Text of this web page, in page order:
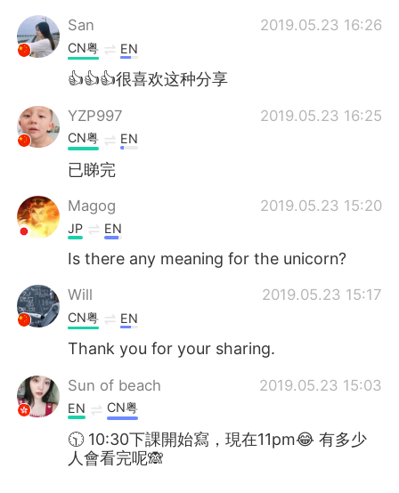
San 2019.05.23 16:26
CN粤 EN
👍👍👍很喜欢这种分享
YZP997 2019.05.23 16:25
CN粤 EN
已睇完
Magog 2019.05.23 15:20
JP EN
Is there any meaning for the unicorn?
Will 2019.05.23 15:17
CN粤 EN
Thank you for your sharing.
Sun of beach 2019.05.23 15:03
EN CN粤
🕥 10:30下課開始寫，現在11pm😂 有多少
人會看完呢🙈